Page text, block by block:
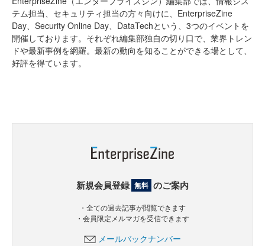
テム担当、セキュリティ担当の方々向けに、EnterpriseZine
Day、Security Online Day、DataTechという、3つのイベントを
開催しております。それぞれ編集部独自の切り口で、業界トレン
ドや最新事例を網羅。最新の動向を知ることができる場として、
好評を得ています。
新規会員登録 無料 のご案内
・全ての過去記事が閲覧できます
・会員限定メルマガを受信できます
メールバックナンバー